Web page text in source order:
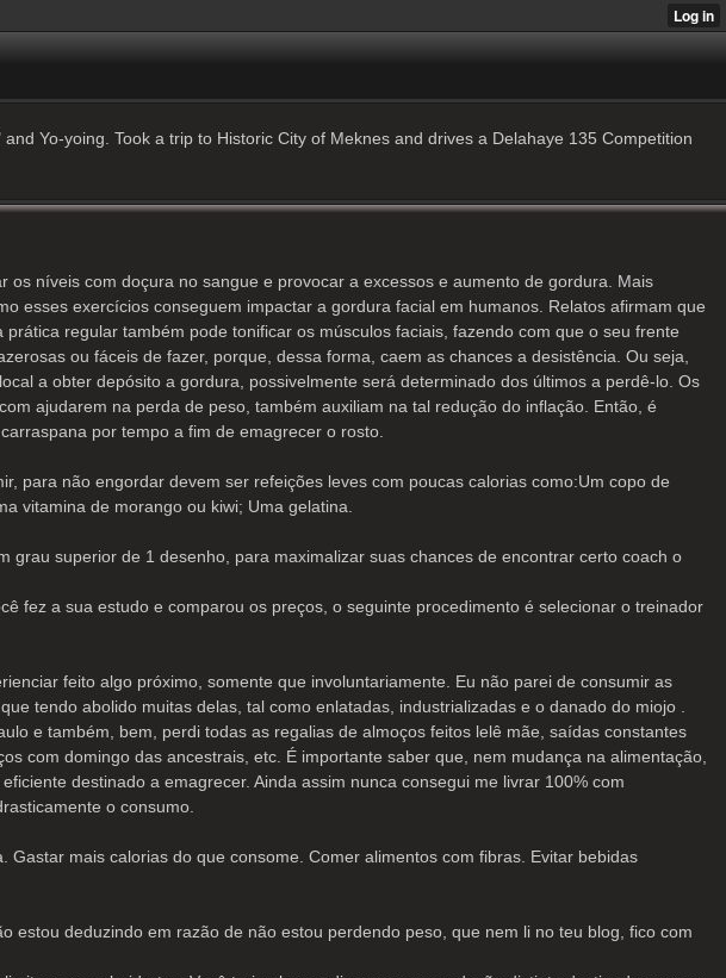
Yo-yoing. Took a trip to Historic City of Meknes and drives a Delahaye 135 Competition
os níveis com doçura no sangue e provocar a excessos e aumento de gordura. Mais
esses exercícios conseguem impactar a gordura facial em humanos. Relatos afirmam que
regular também pode tonificar os músculos faciais, fazendo com que o seu frente
ou fáceis de fazer, porque, dessa forma, caem as chances a desistência. Ou seja,
a obter depósito a gordura, possivelmente será determinado dos últimos a perdê-lo. Os
ajudarem na perda de peso, também auxiliam na tal redução do inflação. Então, é
por tempo a fim de emagrecer o rosto.
para não engordar devem ser refeições leves com poucas calorias como:Um copo de
vitamina de morango ou kiwi; Uma gelatina.
grau superior de 1 desenho, para maximalizar suas chances de encontrar certo coach o
fez a sua estudo e comparou os preços, o seguinte procedimento é selecionar o treinador
feito algo próximo, somente que involuntariamente. Eu não parei de consumir as
tendo abolido muitas delas, tal como enlatadas, industrializadas e o danado do miojo .
e também, bem, perdi todas as regalias de almoços feitos lelê mãe, saídas constantes
com domingo das ancestrais, etc. É importante saber que, nem mudança na alimentação,
destinado a emagrecer. Ainda assim nunca consegui me livrar 100% com
o consumo.
mais calorias do que consome. Comer alimentos com fibras. Evitar bebidas
deduzindo em razão de não estou perdendo peso, que nem li no teu blog, fico com